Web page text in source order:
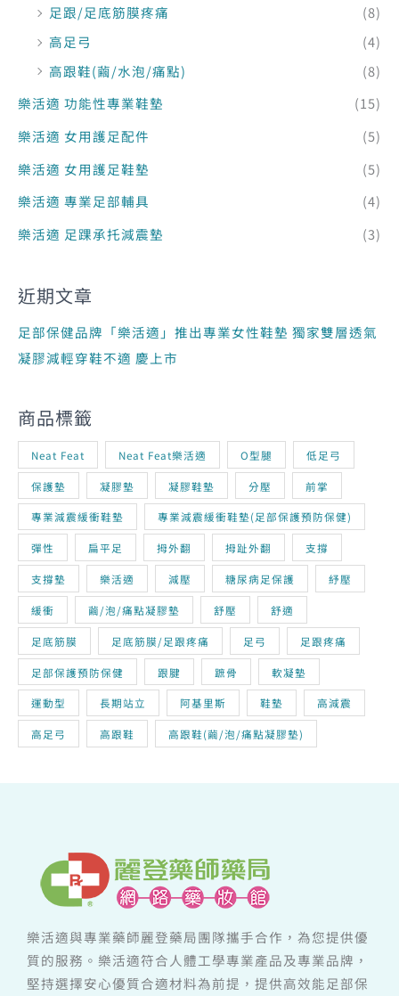
足跟/足底筋膜疼痛
(8)
高足弓
(4)
高跟鞋(繭/水泡/痛點)
(8)
樂活適 功能性專業鞋墊
(15)
樂活適 女用護足配件
(5)
樂活適 女用護足鞋墊
(5)
樂活適 專業足部輔具
(4)
樂活適 足踝承托減震墊
(3)
近期文章
足部保健品牌「樂活適」推出專業女性鞋墊 獨家雙層透氣
凝膠減輕穿鞋不適 慶上市
商品標籤
Neat Feat Neat Feat樂活適 O型腿 低足弓
保護墊 凝膠墊 凝膠鞋墊 分壓 前掌
專業減震緩衝鞋墊 專業減震緩衝鞋墊(足部保護預防保健)
彈性 扁平足 拇外翻 拇趾外翻 支撐
支撐墊 樂活適 減壓 糖尿病足保護 紓壓
緩衝 繭/泡/痛點凝膠墊 舒壓 舒適
足底筋膜 足底筋膜/足跟疼痛 足弓 足跟疼痛
足部保護預防保健 跟腱 蹠骨 軟凝墊
運動型 長期站立 阿基里斯 鞋墊 高減震
高足弓 高跟鞋 高跟鞋(繭/泡/痛點凝膠墊)
樂活適與專業藥師麗登藥局團隊攜手合作，為您提供優
質的服務。樂活適符合人體工學專業產品及專業品牌，
堅持選擇安心優質合適材料為前提，提供高效能足部保